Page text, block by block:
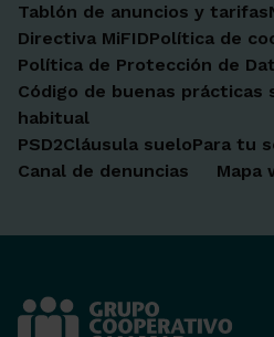
Tablón de anuncios y tarifas
Directiva MiFIDPolítica de
Política de Protección de
Código de buenas prácticas
habitual
PSD2Cláusula sueloPara tu
Canal de denuncias
Mapa